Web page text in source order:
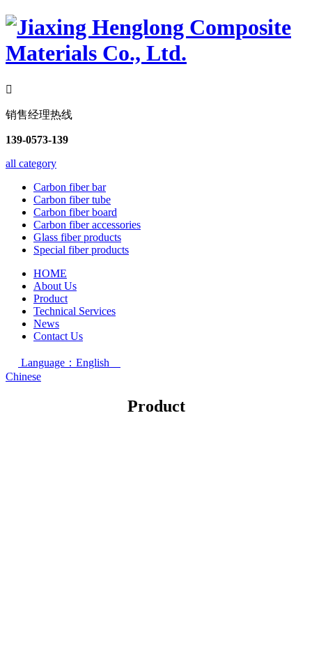

销售经理热线
139-0573-139
all category
Carbon fiber bar
Carbon fiber tube
Carbon fiber board
Carbon fiber accessories
Glass fiber products
Special fiber products
HOME
About Us
Product
Technical Services
News
Contact Us
Language：English
Chinese
Product